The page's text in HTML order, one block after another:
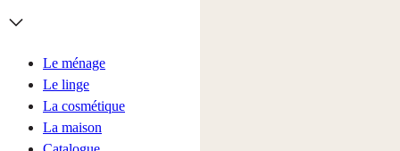
Le ménage
Le linge
La cosmétique
La maison